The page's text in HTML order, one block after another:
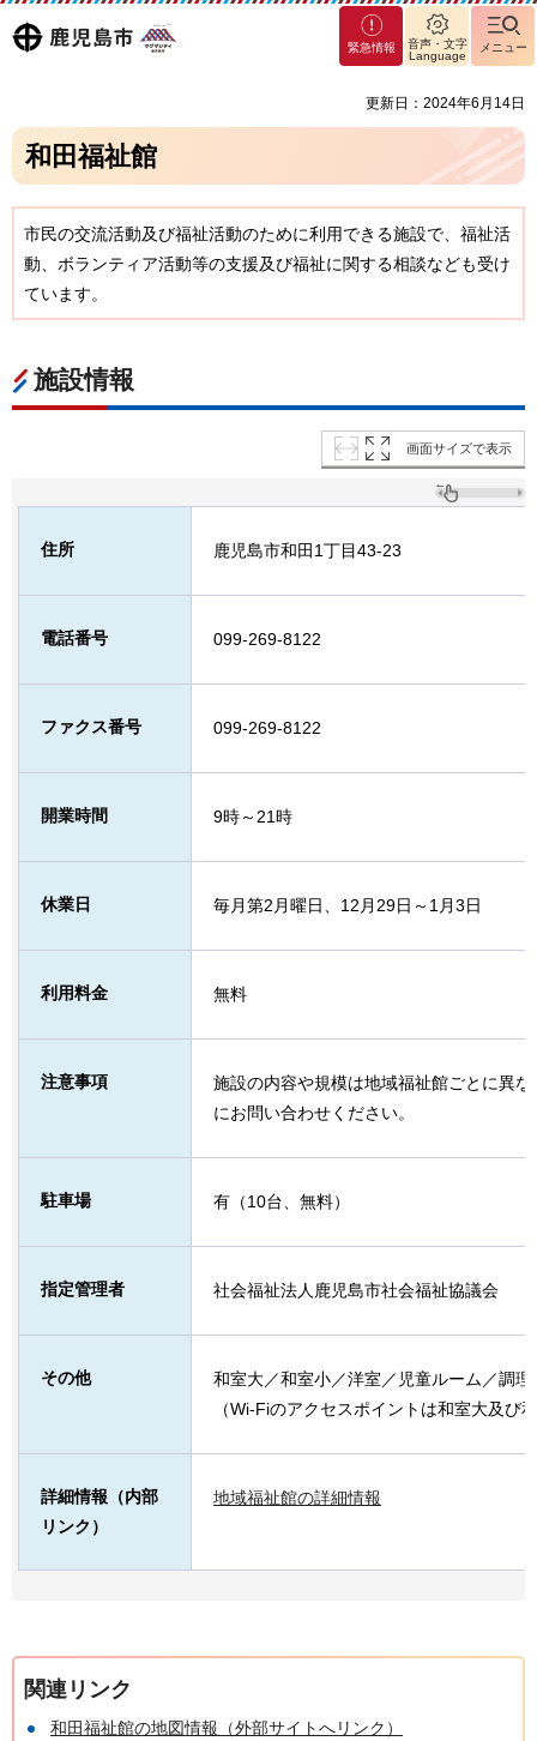
鹿児島
マグ
マシ
緊急情報
音声・文字
Language
メニュー
更新日：2024年6月14日
和田福祉館
市民の交流活動及び福祉活動のために利用できる施設で、福祉活
動、ボランティア活動等の支援及び福祉に関する相談なども受け
ています。
施設情報
画面サイズで表示
住所 鹿児島市和田1丁目43-23
電話番号 099-269-8122
ファクス番号 099-269-8122
開業時間 9時～21時
休業日 毎月第2月曜日、12月29日～1月3日
利用料金 無料
注意事項
施設の内容や規模は地域福祉館ごとに異
にお問い合わせください。
駐車場 有（10台、無料）
指定管理者 社会福祉法人鹿児島市社会福祉協議会
その他
和室大／和室小／洋室／児童ルーム／調
（Wi-Fiのアクセスポイントは和室大及び
詳細情報（内部
リンク）
地域福祉館の詳細情報
関連リンク
和田福祉館の地図情報（外部サイトへリンク）